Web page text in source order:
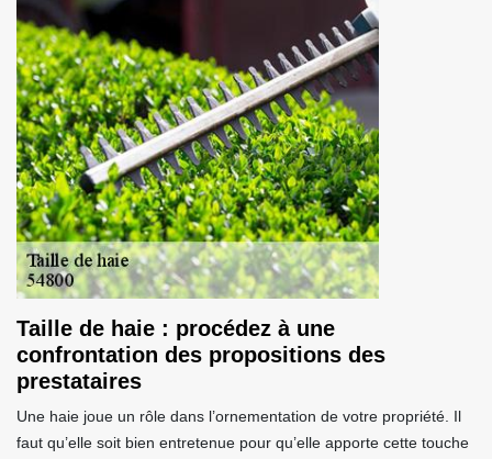
Taille de haie : procédez à une
confrontation des propositions des
prestataires
Une haie joue un rôle dans l’ornementation de votre propriété. Il
faut qu’elle soit bien entretenue pour qu’elle apporte cette touche